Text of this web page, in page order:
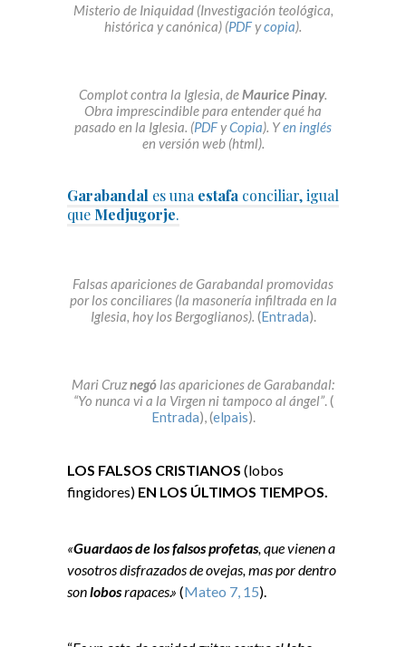
Misterio de Iniquidad (Investigación teológica,
histórica y canónica) (PDFycopia).
Complot contra la Iglesia, deMaurice Pinay.
Obra imprescindible para entender qué ha
pasado en la Iglesia. (PDFyCopia). Yen inglés
en versión web (html).
Garabandal es una estafa conciliar, igual
que Medjugorje.
Falsas apariciones de Garabandal promovidas
por los conciliares (la masonería infiltrada en la
Iglesia, hoy los Bergoglianos). (Entrada).
Mari Cruznegó las apariciones de Garabandal:
“Yo nunca vi a la Virgen ni tampoco al ángel”. (
Entrada), (elpais).
LOS FALSOS CRISTIANOS (lobos
fingidores) EN LOS ÚLTIMOS TIEMPOS.
«Guardaos de los falsos profetas, que vienen a
vosotros disfrazados de ovejas, mas por dentro
sonlobosrapaces.» (Mateo 7, 15).